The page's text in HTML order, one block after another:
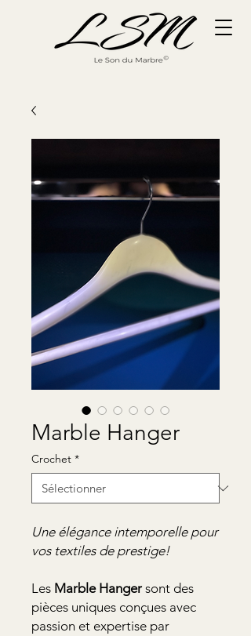
Marble Hanger
Crochet *
Une élégance intemporelle pour
vos textiles de prestige!
Les Marble Hanger sont des
pièces uniques conçues avec
passion et expertise par